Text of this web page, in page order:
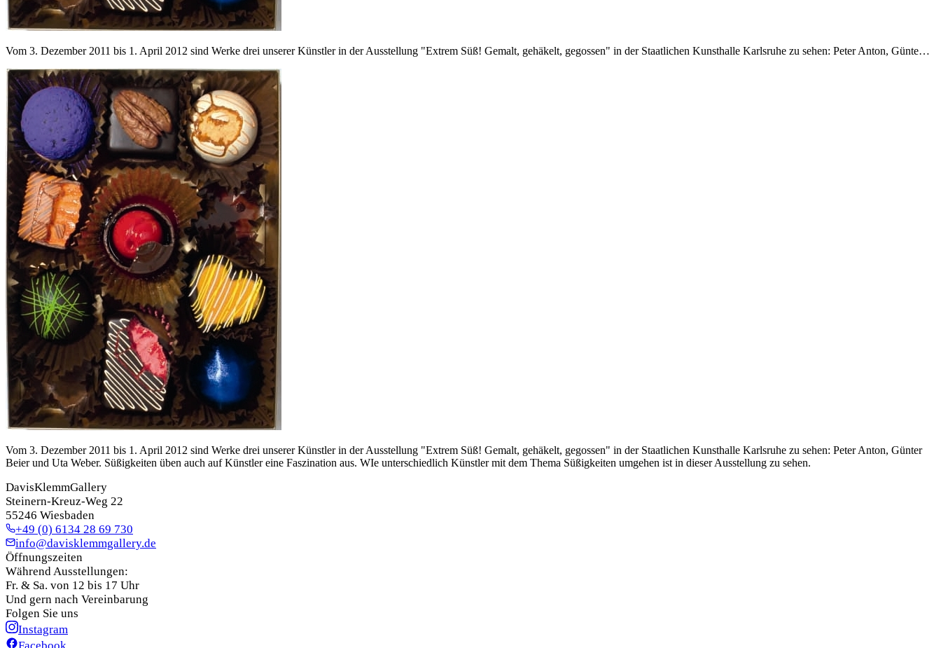
Vom 3. Dezember 2011 bis 1. April 2012 sind Werke drei unserer Künstler in der Ausstellung "Extrem Süß! Gemalt, gehäkelt, gegossen" in der Staatlichen Kunsthalle Karlsruhe zu sehen: Peter Anton, Günte…
Vom 3. Dezember 2011 bis 1. April 2012 sind Werke drei unserer Künstler in der Ausstellung "Extrem Süß! Gemalt, gehäkelt, gegossen" in der Staatlichen Kunsthalle Karlsruhe zu sehen: Peter Anton, Günter
Beier und Uta Weber. Süßigkeiten üben auch auf Künstler eine Faszination aus. WIe unterschiedlich Künstler mit dem Thema Süßigkeiten umgehen ist in dieser Ausstellung zu sehen.
DavisKlemmGallery
Steinern-Kreuz-Weg 22
55246 Wiesbaden
+49 (0) 6134 28 69 730
info@davisklemmgallery.de
Öffnungszeiten
Während Ausstellungen:
Fr. & Sa. von 12 bis 17 Uhr
Und gern nach Vereinbarung
Folgen Sie uns
Instagram